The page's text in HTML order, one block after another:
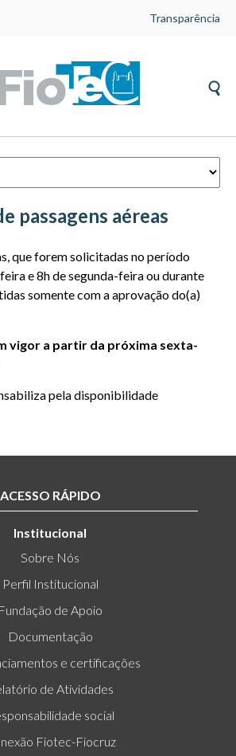
Transparência
passagens aéreas
que forem solicitadas no período
e 8h de segunda-feira ou durante
somente com a aprovação do(a)
vigor a partir da próxima sexta-
pela disponibilidade
ACESSO RÁPIDO
Institucional
Sobre Nós
Perfil Institucional
Fundação de Apoio
Documentação
e certificações
de Atividades
social
Fiotec-Fiocruz